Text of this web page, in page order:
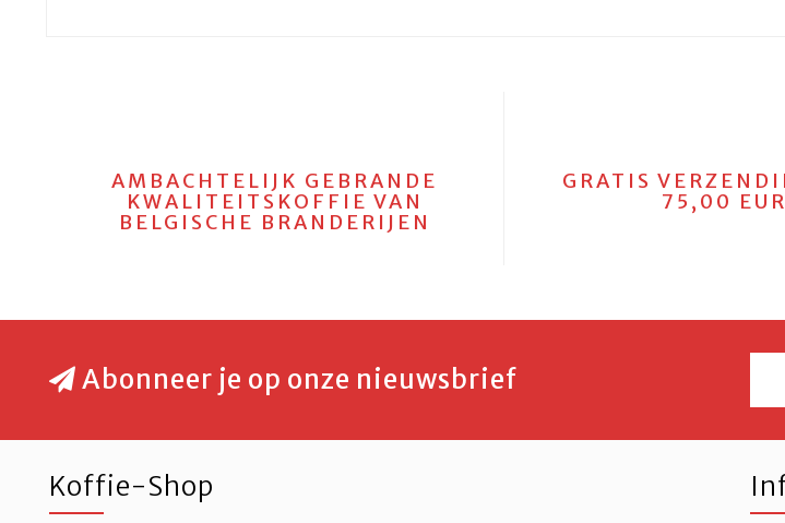
AMBACHTELIJK GEBRANDE
KWALITEITSKOFFIE VAN
BELGISCHE BRANDERIJEN
GRATIS
75,00
Abonneer je op onze nieuwsbrief
Koffie-Shop